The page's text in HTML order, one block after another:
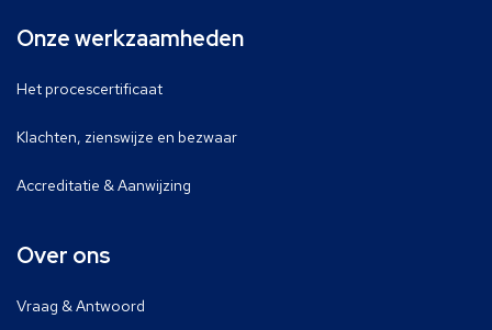
Onze werkzaamheden
Het procescertificaat
Klachten, zienswijze en bezwaar
Accreditatie & Aanwijzing
Over ons
Vraag & Antwoord